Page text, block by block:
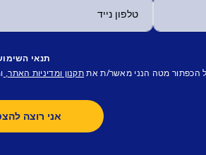
תנאי
הכפתור מטה הנני מאשר/ת את תקנון ומדיניות האתר,